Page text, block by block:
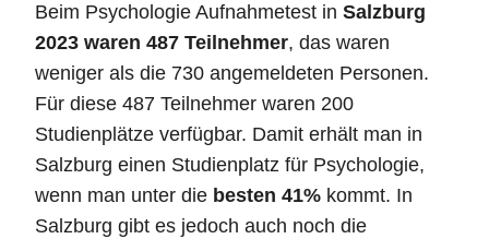
Beim Psychologie Aufnahmetest in Salzburg
2023 waren 487 Teilnehmer, das waren
weniger als die 730 angemeldeten Personen.
Für diese 487 Teilnehmer waren 200
Studienplätze verfügbar. Damit erhält man in
Salzburg einen Studienplatz für Psychologie,
wenn man unter die besten 41% kommt. In
Salzburg gibt es jedoch auch noch die